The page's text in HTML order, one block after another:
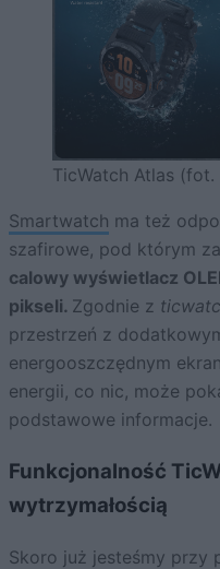
TicWatch Atlas
Smartwatch ma też
szafirowe, pod którym
calowy wyświetlacz
pikseli. Zgodnie z
przestrzeń z
energooszczędnym
energii, co nic, może
podstawowe informacje.
Funkcjonalność
wytrzymałością
Skoro już jesteśmy przy